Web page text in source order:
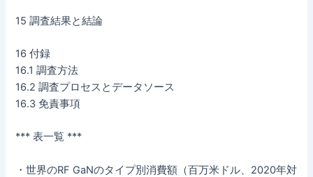
15 調査結果と結論
16 付録
16.1 調査方法
16.2 調査プロセスとデータソース
16.3 免責事項
*** 表一覧 ***
・世界のRF GaNのタイプ別消費額（百万米ドル、2020年対